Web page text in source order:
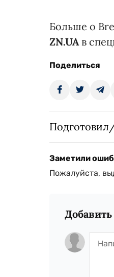
Больше о
ZN.UAв
Поделиться
Заметили
Пожалуйста,